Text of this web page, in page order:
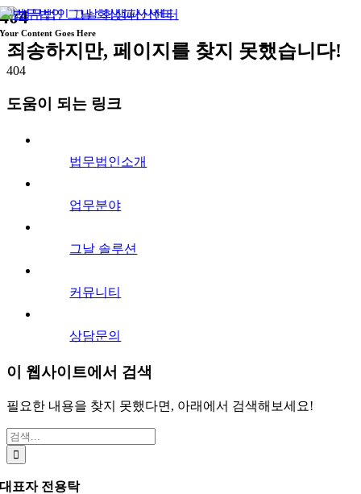
콘
텐
츠
로
너
404
Your Content Goes Here
죄송하지만, 페이지를 찾지 못했습니다!
404
도움이 되는 링크
법무법인소개
업무분야
그날 솔루션
커뮤니티
상담문의
이 웹사이트에서 검색
필요한 내용을 찾지 못했다면, 아래에서 검색해보세요!
검
색:
대표자전용탁